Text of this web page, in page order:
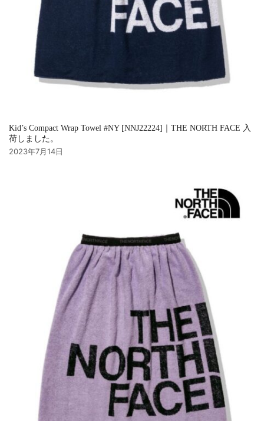
Kid’s Compact Wrap Towel #NY [NNJ22224]｜THE NORTH FACE 入
荷しました。
2023年7月14日